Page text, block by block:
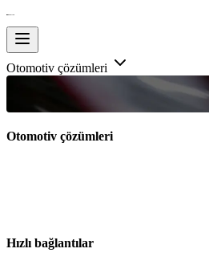
Otomotiv çözümleri
Otomotiv çözümleri
Hızlı bağlantılar